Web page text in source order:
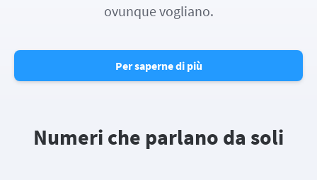
ovunque vogliano.
Per saperne di più
Numeri che parlano da soli